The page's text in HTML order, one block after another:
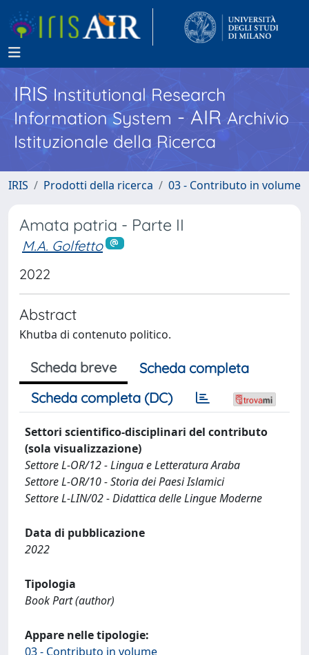
IRISInstitutional Research
Information System - AIR Archivio
Istituzionale della Ricerca
IRIS Prodotti della ricerca 03 - Contributo in volume
Amata patria - Parte II
M.A. Golfetto
2022
Abstract
Khutba di contenuto politico.
Scheda breve
Scheda completa
Scheda completa (DC)
Settori scientifico-disciplinari del contributo
(sola visualizzazione)
Settore L-OR/12 - Lingua e Letteratura Araba
Settore L-OR/10 - Storia dei Paesi Islamici
Settore L-LIN/02 - Didattica delle Lingue Moderne
Data di pubblicazione
2022
Tipologia
Book Part (author)
Appare nelle tipologie:
03 - Contributo in volume